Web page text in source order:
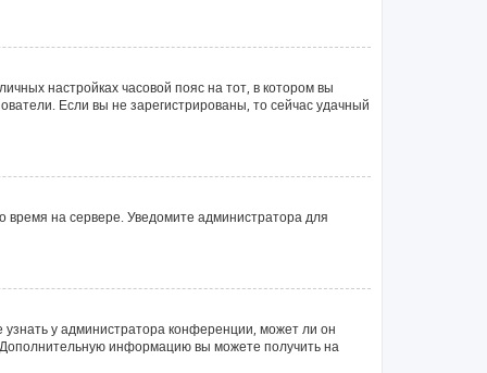
настройках часовой пояс на тот, в котором вы
Если вы не зарегистрированы, то сейчас удачный
время на сервере. Уведомите администратора для
у администратора конференции, может ли он
Дополнительную информацию вы можете получить на